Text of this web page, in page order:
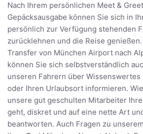
Nach Ihrem persönlichen Meet &
Gepäcksausgabe können Sie sich in
persönlich zur Verfügung stehenden
zurücklehnen und die Reise
Transfer von München Airport nach
können Sie sich selbstverständlich
unseren Fahrern über Wissenswertes
oder Ihren Urlaubsort informieren.
unsere gut geschulten Mitarbeiter
geht, diskret und auf eine nette Art
beantworten. Auch Fragen zu